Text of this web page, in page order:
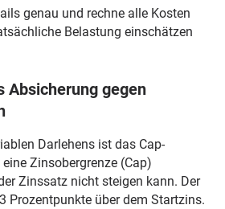
genau und rechne alle Kosten
Belastung einschätzen
Absicherung gegen
Darlehens ist das Cap-
Zinsobergrenze (Cap)
Zinssatz nicht steigen kann. Der
Prozentpunkte über dem Startzins.